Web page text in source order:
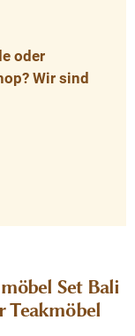
oder
Wir sind
Set Bali
Teakmöbel